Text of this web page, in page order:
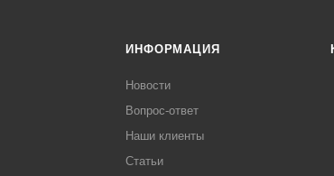
ИНФОРМАЦИЯ
Новости
Вопрос-ответ
Наши клиенты
Статьи